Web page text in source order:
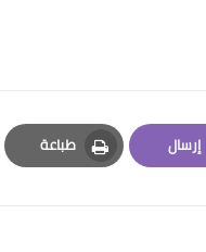
إرسال
Email
طباعة
Print